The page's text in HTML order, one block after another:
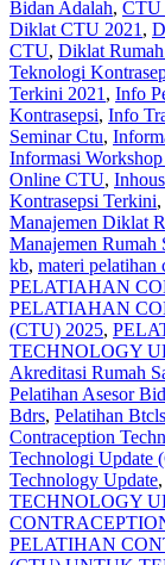
Bidan Adalah, CTU
Diklat CTU 2021 ,
CTU, Diklat
Teknologi
Terkini 2021 , Info
Kontrasepsi, Info
Seminar Ctu,
Informasi
Online CTU,
Kontrasepsi Terkini,
Manajemen Diklat
Manajemen Rumah
kb, materi pelatihan
PELATIAHAN
PELATIAHAN
(CTU) 2025,
TECHNOLOGY
Akreditasi Rumah
Pelatihan Asesor
Bdrs, Pelatihan Btcls
Contraception
Technologi Update
Technology Update,
TECHNOLOGY
PELATIHAN